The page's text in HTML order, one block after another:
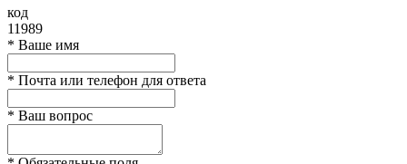
код
11989
* Ваше имя
* Почта или телефон для ответа
* Ваш вопрос